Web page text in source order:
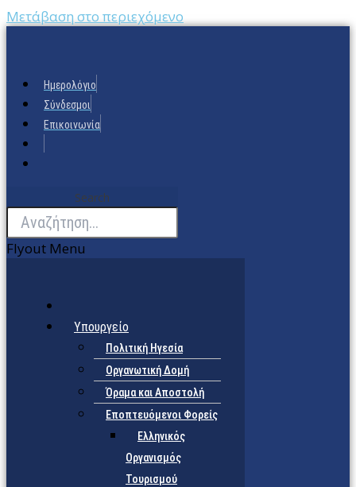
Μετάβαση στο περιεχόμενο
Ημερολόγιο
Σύνδεσμοι
Επικοινωνία
Search
Flyout Menu
Υπουργείο
Πολιτική Ηγεσία
Οργανωτική Δομή
Όραμα και Αποστολή
Εποπτευόμενοι Φορείς
Eλληνικός
Οργανισμός
Τουρισμού